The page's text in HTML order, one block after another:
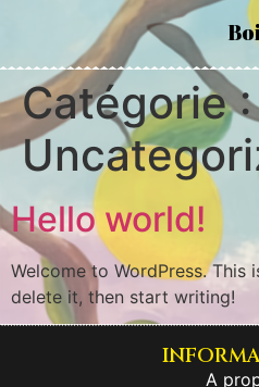
Catégorie :
Hello world!
Welcome to WordPress.
delete it, then start writing!
A